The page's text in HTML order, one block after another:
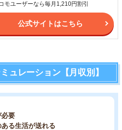
モユーザーなら毎月1,210円割引
公式サイトはこちら
ュレーション【月収別】
必要
る生活が送れる